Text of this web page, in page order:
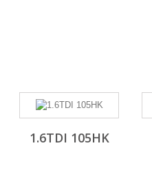
1.6TDI 105HK